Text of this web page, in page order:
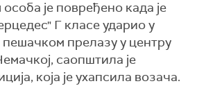
је повређено када је
Г класе ударио у
пешачком прелазу у центру
саопштила је
која је ухапсила возача.